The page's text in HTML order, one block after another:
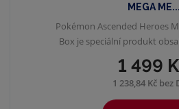
MEGA ME...
1 499
1 238,84 Kč bez
Pokémon Ascended Heroes
Box je speciální produkt